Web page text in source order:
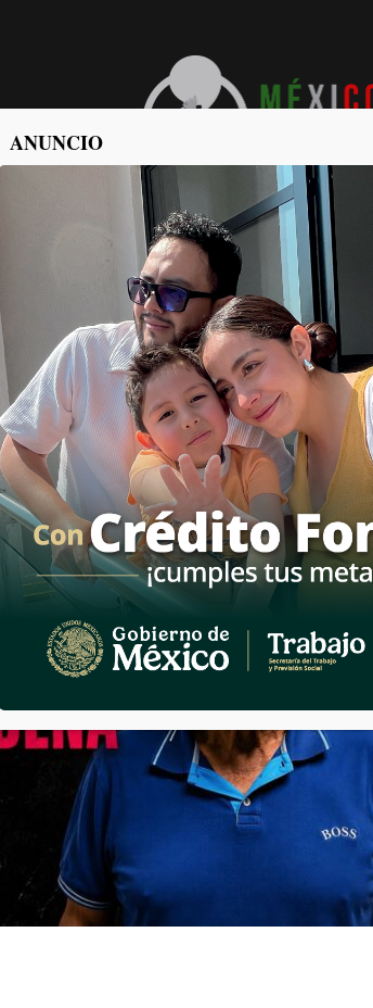
POLÍTICA
cadena
prisión con atención
Últimas Noticias
ANUNCIO